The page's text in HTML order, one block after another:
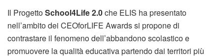
Il ProgettoSchool4Life 2.0che ELIS ha presentato
nell’ambito dei CEOforLIFE Awards si propone di
contrastare il fenomeno dell’abbandono scolastico e
promuovere la qualità educativa partendo dai territori più